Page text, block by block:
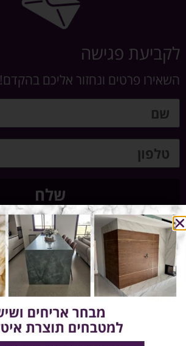
לקביעת פגישה
השאירו פרטים ונחזור אליכם בהקדם!
שלח
כתובת: עוספיא
טלפון: 072-2160095